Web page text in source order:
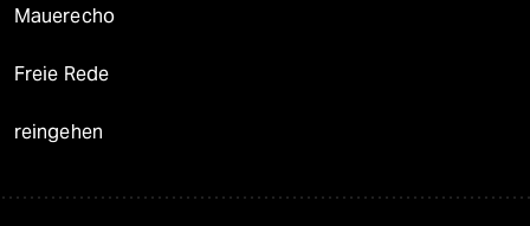
Mauerecho
Freie Rede
reingehen